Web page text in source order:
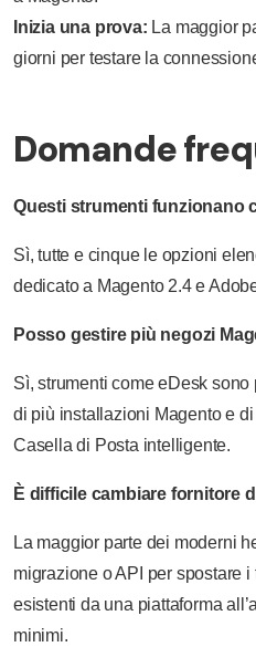
Inizia una prova: La maggior
giorni per testare la
Domande
Questi strumenti funzionano
Sì, tutte e cinque le opzioni
dedicato a Magento 2.4 e
Posso gestire più negozi
Sì, strumenti come eDesk
di più installazioni Magento e
Casella di Posta intelligente.
È difficile cambiare fornitore
La maggior parte dei moderni
migrazione o API per spostare
esistenti da una piattaforma
minimi.